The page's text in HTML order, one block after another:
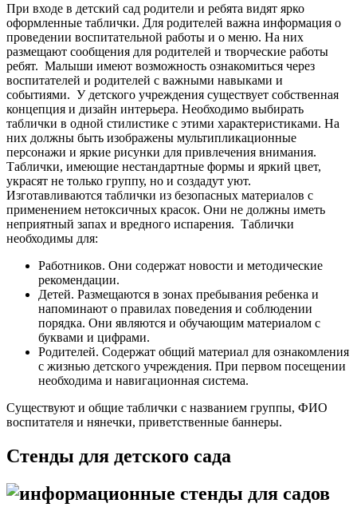
При входе в детский сад родители и ребята видят ярко
оформленные таблички. Для родителей важна информация о
проведении воспитательной работы и о меню. На них
размещают сообщения для родителей и творческие работы
ребят. Малыши имеют возможность ознакомиться через
воспитателей и родителей с важными навыками и
событиями. У детского учреждения существует собственная
концепция и дизайн интерьера. Необходимо выбирать
таблички в одной стилистике с этими характеристиками. На
них должны быть изображены мультипликационные
персонажи и яркие рисунки для привлечения внимания.
Таблички, имеющие нестандартные формы и яркий цвет,
украсят не только группу, но и создадут уют.
Изготавливаются таблички из безопасных материалов с
применением нетоксичных красок. Они не должны иметь
неприятный запах и вредного испарения. Таблички
необходимы для:
Работников. Они содержат новости и методические
рекомендации.
Детей. Размещаются в зонах пребывания ребенка и
напоминают о правилах поведения и соблюдении
порядка. Они являются и обучающим материалом с
буквами и цифрами.
Родителей. Содержат общий материал для ознакомления
с жизнью детского учреждения. При первом посещении
необходима и навигационная система.
Существуют и общие таблички с названием группы, ФИО
воспитателя и нянечки, приветственные баннеры.
Стенды для детского сада